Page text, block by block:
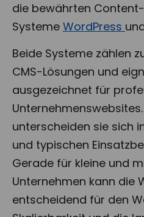
die bewährten
Systeme WordPress
Beide Systeme zählen
CMS-Lösungen und
ausgezeichnet für
unterscheiden sie sich
und typischen
Gerade für kleine und
Unternehmen kann die
entscheidend für den